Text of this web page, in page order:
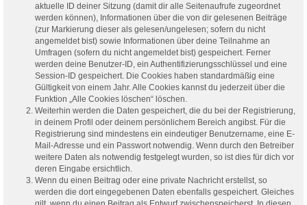
aktuelle ID deiner Sitzung (damit dir alle Seitenaufrufe zugeordnet
werden können), Informationen über die von dir gelesenen Beiträge
(zur Markierung dieser als gelesen/ungelesen; sofern du nicht
angemeldet bist) sowie Informationen über deine Teilnahme an
Umfragen (sofern du nicht angemeldet bist) gespeichert. Ferner
werden deine Benutzer-ID, ein Authentifizierungsschlüssel und eine
Session-ID gespeichert. Die Cookies haben standardmäßig eine
Gültigkeit von einem Jahr. Alle Cookies kannst du jederzeit über die
Funktion „Alle Cookies löschen“ löschen.
Weiterhin werden die Daten gespeichert, die du bei der Registrierung,
in deinem Profil oder deinem persönlichem Bereich angibst. Für die
Registrierung sind mindestens ein eindeutiger Benutzername, eine E-
Mail-Adresse und ein Passwort notwendig. Wenn durch den Betreiber
weitere Daten als notwendig festgelegt wurden, so ist dies für dich vor
deren Eingabe ersichtlich.
Wenn du einen Beitrag oder eine private Nachricht erstellst, so
werden die dort eingegebenen Daten ebenfalls gespeichert. Gleiches